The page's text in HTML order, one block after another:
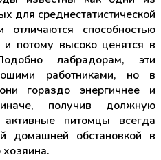
для среднестатистической
способностью
и потому высоко ценятся в
лабрадорам, эти
работниками, но в
гораздо энергичнее и
получив должную
питомцы всегда
домашней обстановкой в